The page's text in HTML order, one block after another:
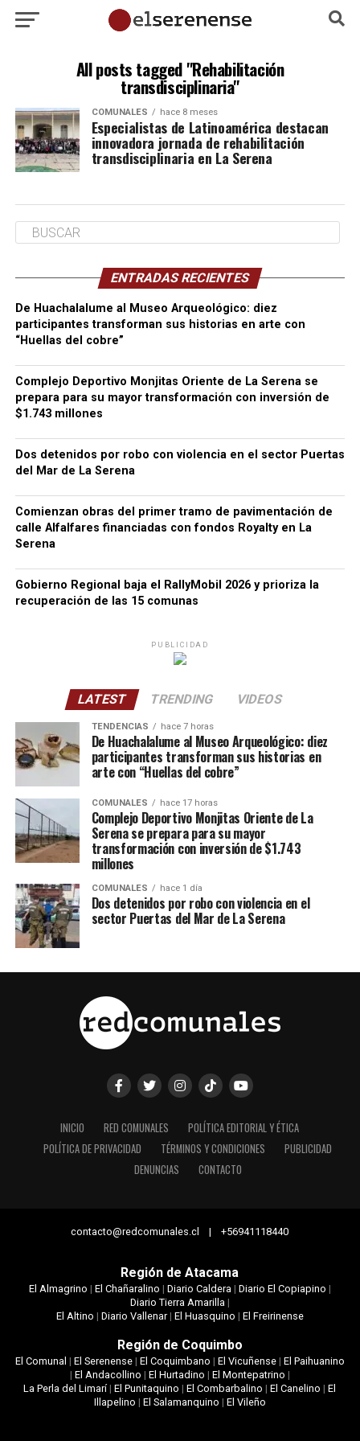
All posts tagged "Rehabilitación
transdisciplinaria"
COMUNALES hace 8 meses
Especialistas de Latinoamérica destacan
innovadora jornada de rehabilitación
transdisciplinaria en La Serena
ENTRADAS RECIENTES
De Huachalalume al Museo Arqueológico: diez
participantes transforman sus historias en arte con
“Huellas del cobre”
Complejo Deportivo Monjitas Oriente de La Serena se
prepara para su mayor transformación con inversión de
$1.743 millones
Dos detenidos por robo con violencia en el sector Puertas
del Mar de La Serena
Comienzan obras del primer tramo de pavimentación de
calle Alfalfares financiadas con fondos Royalty en La
Serena
Gobierno Regional baja el RallyMobil 2026 y prioriza la
recuperación de las 15 comunas
PUBLICIDAD
LATEST TRENDING VIDEOS
TENDENCIAS hace 7 horas
De Huachalalume al Museo Arqueológico: diez
participantes transforman sus historias en
arte con “Huellas del cobre”
COMUNALES hace 17 horas
Complejo Deportivo Monjitas Oriente de La
Serena se prepara para su mayor
transformación con inversión de $1.743
millones
COMUNALES hace 1 día
Dos detenidos por robo con violencia en el
sector Puertas del Mar de La Serena
INICIO RED COMUNALES
POLÍTICA EDITORIAL Y ÉTICA
POLÍTICA DE PRIVACIDAD
TÉRMINOS Y CONDICIONES
PUBLICIDAD
DENUNCIAS
CONTACTO
contacto@redcomunales.cl | +56941118440
Región de Atacama
El Almagrino | El Chañaralino | Diario Caldera| Diario El Copiapino |
Diario Tierra Amarilla|
El Altino | Diario Vallenar| El Huasquino | El Freirinense
Región de Coquimbo
El Comunal | El Serenense| El Coquimbano | El Vicuñense| El Paihuanino
| El Andacollino | El Hurtadino | El Montepatrino |
La Perla del Limarí|El Punitaquino |El Combarbalino |El Canelino |El
Illapelino | El Salamanquino | El Vileño